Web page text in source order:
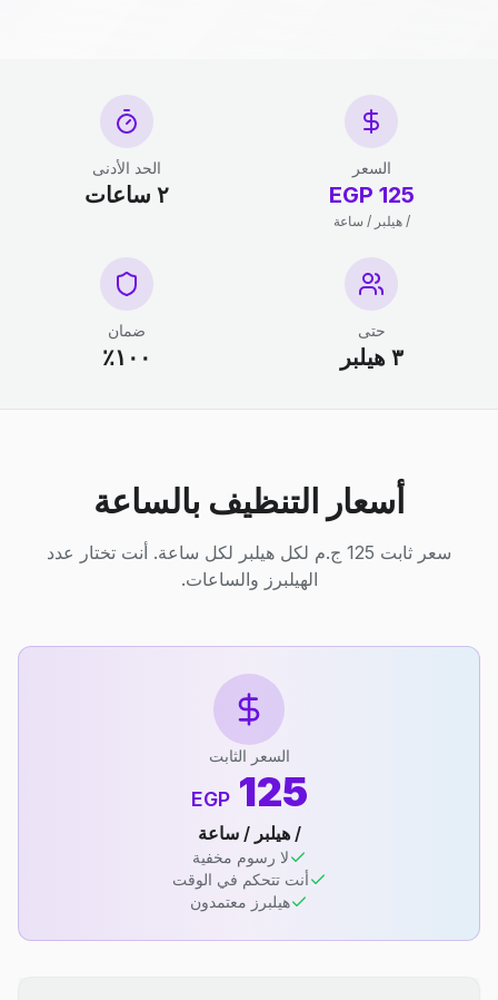
السعر
125 EGP
/ هيلبر / ساعة
الحد الأدنى
٢ ساعات
حتى
٣ هيلبر
ضمان
١٠٠٪
أسعار التنظيف بالساعة
سعر ثابت 125 ج.م لكل هيلبر لكل ساعة. أنت تختار عدد
الهيلبرز والساعات.
السعر الثابت
125
EGP
/ هيلبر / ساعة
لا رسوم مخفية
أنت تتحكم في الوقت
هيلبرز معتمدون